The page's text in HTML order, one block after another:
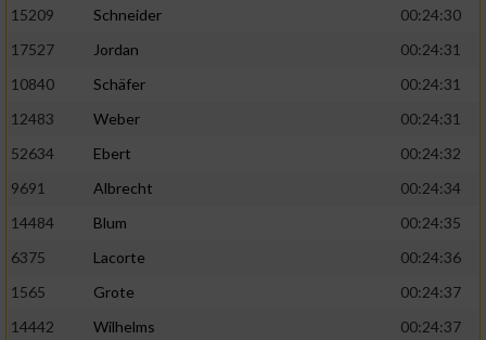
15209
Schneider
00:24:30
17527
Jordan
00:24:31
10840
Schäfer
00:24:31
12483
Weber
00:24:31
52634
Ebert
00:24:32
9691
Albrecht
00:24:34
14484
Blum
00:24:35
6375
Lacorte
00:24:36
1565
Grote
00:24:37
14442
Wilhelms
00:24:37